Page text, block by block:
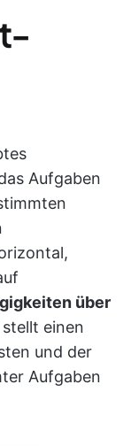
Aufgaben
über
einen
und der
Aufgaben